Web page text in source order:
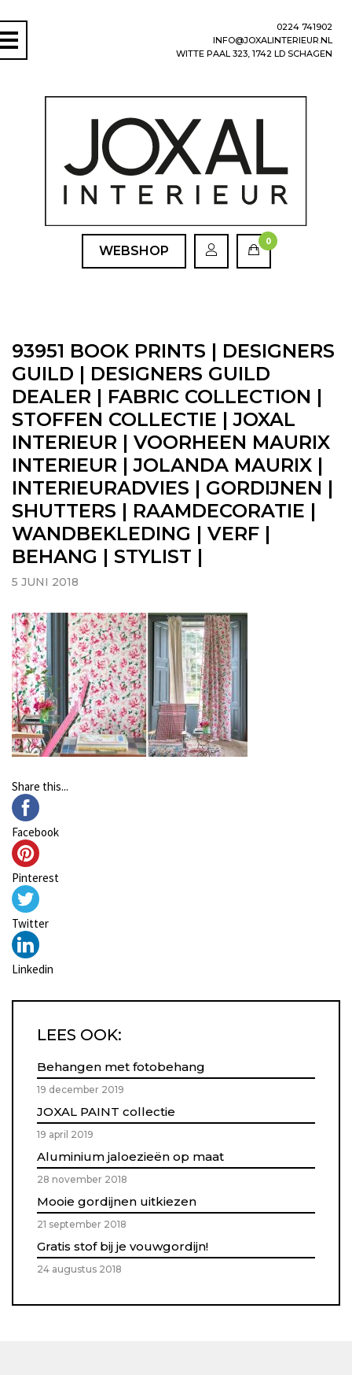
0224 741902
INFO@JOXALINTERIEUR.NL
WITTE PAAL 323, 1742 LD SCHAGEN
WEBSHOP
0
93951 BOOK PRINTS | DESIGNERS
GUILD | DESIGNERS GUILD
DEALER | FABRIC COLLECTION |
STOFFEN COLLECTIE | JOXAL
INTERIEUR | VOORHEEN MAURIX
INTERIEUR | JOLANDA MAURIX |
INTERIEURADVIES | GORDIJNEN |
SHUTTERS | RAAMDECORATIE |
WANDBEKLEDING | VERF |
BEHANG | STYLIST |
5 JUNI 2018
Share this...
Facebook
Pinterest
Twitter
Linkedin
LEES OOK:
Behangen met fotobehang
19 december 2019
JOXAL PAINT collectie
19 april 2019
Aluminium jaloezieën op maat
28 november 2018
Mooie gordijnen uitkiezen
21 september 2018
Gratis stof bij je vouwgordijn!
24 augustus 2018